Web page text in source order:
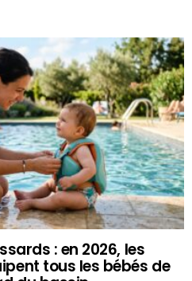
: en 2026, les
tous les bébés de